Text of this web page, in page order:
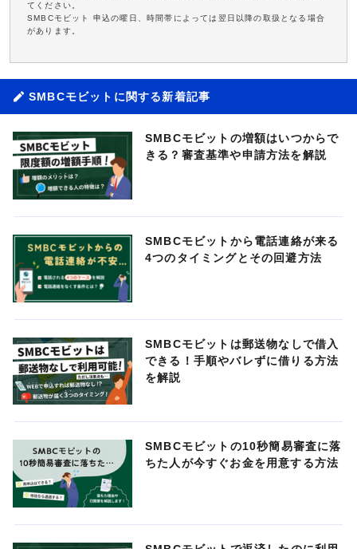
てください。
SMBCモビット 申込の曜日、時間帯によっては翌日以降の取扱となる場合
があります。
SMBCモビットに関する新着記事
SMBCモビットの増額はいつからで
きる？審査基準や申請方法を解説
SMBCモビットから電話連絡が来る
4つのタイミングとその回避方法
SMBCモビットは郵送物なしで借入
できる！手順やバレずに借りる方法
を解説
SMBCモビットの10秒簡易審査に落
ちた人が今すぐお金を用意する方法